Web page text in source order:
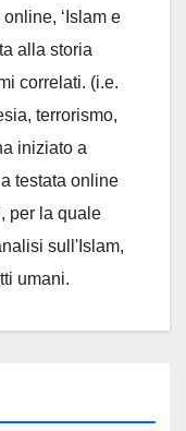
‘Islam e
alla storia
correlati. (i.e.
terrorismo,
iniziato a
testata online
per la quale
sull'Islam,
umani.